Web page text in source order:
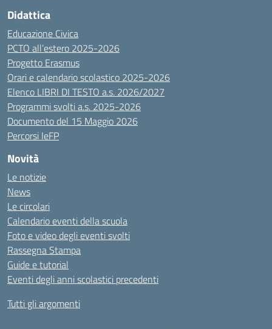
Didattica
Educazione Civica
PCTO all’estero 2025-2026
Progetto Erasmus
Orari e calendario scolastico 2025-2026
Elenco LIBRI DI TESTO a.s. 2026/2027
Programmi svolti a.s. 2025-2026
Documento del 15 Maggio 2026
Percorsi IeFP
Novità
Le notizie
News
Le circolari
Calendario eventi della scuola
Foto e video degli eventi svolti
Rassegna Stampa
Guide e tutorial
Eventi degli anni scolastici precedenti
Tutti gli argomenti